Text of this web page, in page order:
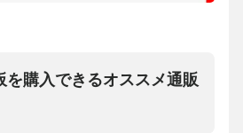
を購入できるオススメ通販